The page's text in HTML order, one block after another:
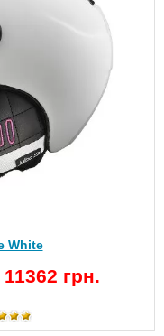
White
11362 грн.